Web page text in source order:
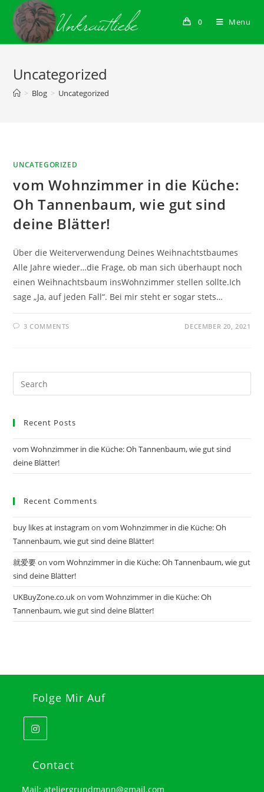
Skip
content
0 Menu
Uncategorized
> Blog > Uncategorized
UNCATEGORIZED
vom Wohnzimmer in die Küche:
Oh Tannenbaum, wie gut sind
deine Blätter!
Über die Weiterverwendung Deines Weihnachtstbaumes
Alle Jahre wieder…die Frage, ob man sich überhaupt noch
einen Weihnachtsbaum insWohnzimmer stellen sollte.Ich
sage „Ja, auf jeden Fall“. Bei mir steht er sogar stets…
3 COMMENTS DECEMBER 20, 2021
Search
for:
Recent Posts
vom Wohnzimmer in die Küche: Oh Tannenbaum, wie gut sind
deine Blätter!
Recent Comments
buy likes at instagram onvom Wohnzimmer in die Küche: Oh
Tannenbaum, wie gut sind deine Blätter!
就爱要onvom Wohnzimmer in die Küche: Oh Tannenbaum, wie gut
sind deine Blätter!
UKBuyZone.co.ukonvom Wohnzimmer in die Küche: Oh
Tannenbaum, wie gut sind deine Blätter!
Folge Mir Auf
Contact
Mail:ateliergrundmann@gmail.com